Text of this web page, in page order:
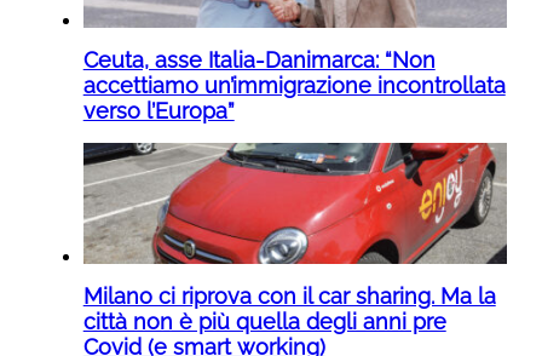
Ceuta, asse Italia-Danimarca: “Non
accettiamo un’immigrazione incontrollata
verso l’Europa”
Milano ci riprova con il car sharing. Ma la
città non è più quella degli anni pre
Covid (e smart working)